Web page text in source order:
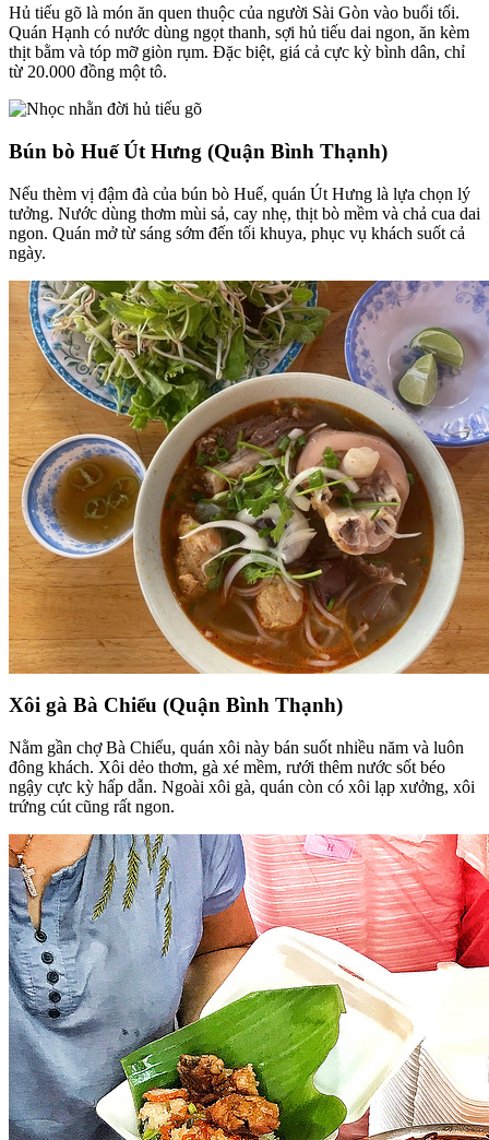
Hủ tiếu gõ là món ăn quen thuộc của người Sài Gòn vào buổi tối.
Quán Hạnh có nước dùng ngọt thanh, sợi hủ tiếu dai ngon, ăn kèm
thịt bằm và tóp mỡ giòn rụm. Đặc biệt, giá cả cực kỳ bình dân, chỉ
từ 20.000 đồng một tô.
Bún bò Huế Út Hưng (Quận Bình Thạnh)
Nếu thèm vị đậm đà của bún bò Huế, quán Út Hưng là lựa chọn lý
tưởng. Nước dùng thơm mùi sả, cay nhẹ, thịt bò mềm và chả cua dai
ngon. Quán mở từ sáng sớm đến tối khuya, phục vụ khách suốt cả
ngày.
Xôi gà Bà Chiểu (Quận Bình Thạnh)
Nằm gần chợ Bà Chiểu, quán xôi này bán suốt nhiều năm và luôn
đông khách. Xôi dẻo thơm, gà xé mềm, rưới thêm nước sốt béo
ngậy cực kỳ hấp dẫn. Ngoài xôi gà, quán còn có xôi lạp xưởng, xôi
trứng cút cũng rất ngon.